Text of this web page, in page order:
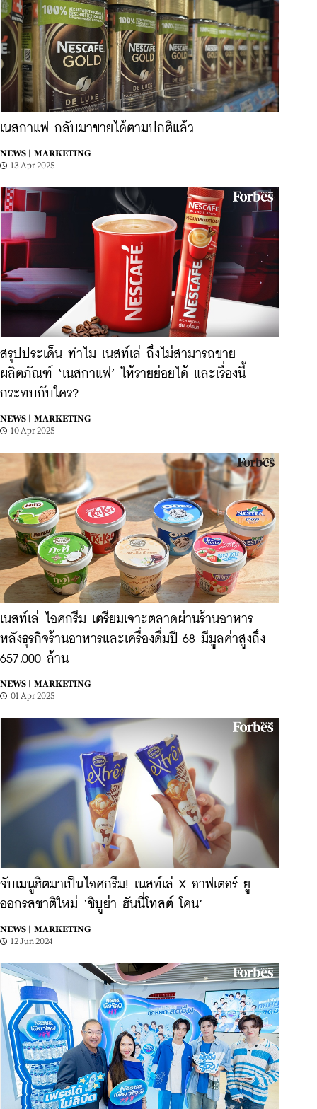
เนสกาแฟ กลับมาขายได้ตามปกติแล้ว
NEWS |
MARKETING
13 Apr 2025
สรุปประเด็น ทำไม เนสท์เล่ ถึงไม่สามารถขาย
ผลิตภัณฑ์ ‘เนสกาแฟ’ ให้รายย่อยได้ และเรื่องนี้
กระทบกับใคร?
NEWS |
MARKETING
10 Apr 2025
เนสท์เล่ ไอศกรีม เตรียมเจาะตลาดผ่านร้านอาหาร
หลังธุรกิจร้านอาหารและเครื่องดื่มปี 68 มีมูลค่าสูงถึง
657,000 ล้าน
NEWS |
MARKETING
01 Apr 2025
จับเมนูฮิตมาเป็นไอศกรีม! เนสท์เล่ X อาฟเตอร์ ยู
ออกรสชาติใหม่ ‘ชิบูย่า ฮันนี่โทสต์ โคน’
NEWS |
MARKETING
12 Jun 2024